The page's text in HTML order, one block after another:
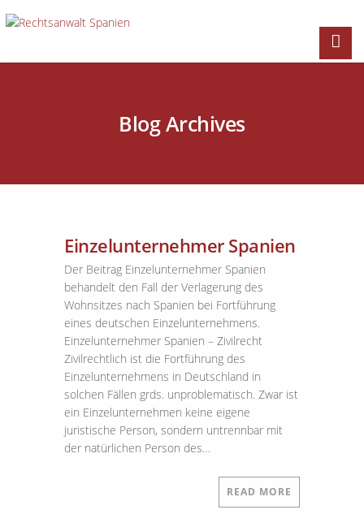
Blog Archives
Einzelunternehmer Spanien
Der Beitrag Einzelunternehmer Spanien
behandelt den Fall der Verlagerung des
Wohnsitzes nach Spanien bei Fortführung
eines deutschen Einzelunternehmens.
Einzelunternehmer Spanien – Zivilrecht
Zivilrechtlich ist die Fortführung des
Einzelunternehmens in Deutschland in
solchen Fällen grds. unproblematisch. Zwar ist
ein Einzelunternehmen keine eigene
juristische Person, sondern untrennbar mit
der natürlichen Person des…
READ MORE